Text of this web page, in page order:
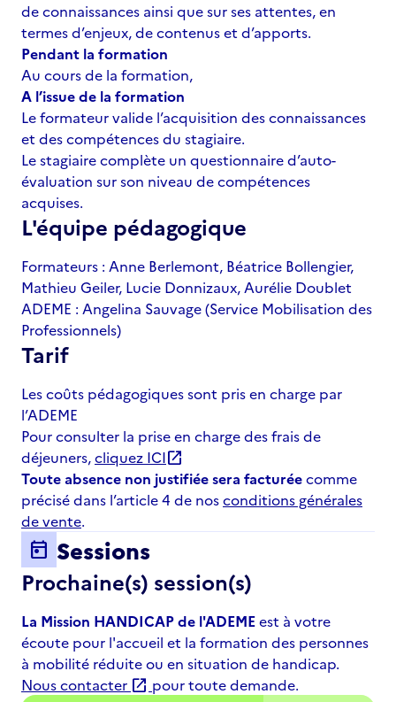
de connaissances ainsi que sur ses attentes, en
termes d’enjeux, de contenus et d’apports.
Pendant la formation
Au cours de la formation,
A l’issue de la formation
Le formateur valide l’acquisition des connaissances
et des compétences du stagiaire.
Le stagiaire complète un questionnaire d’auto-
évaluation sur son niveau de compétences
acquises.
L'équipe pédagogique
Formateurs : Anne Berlemont, Béatrice Bollengier,
Mathieu Geiler, Lucie Donnizaux, Aurélie Doublet
ADEME : Angelina Sauvage (Service Mobilisation des
Professionnels)
Tarif
Les coûts pédagogiques sont pris en charge par
l’ADEME
Pour consulter la prise en charge des frais de
déjeuners,cliquez ICIopen_in_new
Toute absence non justifiée sera facturéecomme
précisé dans l’article 4 de nosconditions générales
de vente.
today Sessions
Prochaine(s) session(s)
La Mission HANDICAP de l'ADEMEest à votre
écoute pour l'accueil et la formation des personnes
à mobilité réduite ou en situation de handicap.
Nous contacter open_in_new pour toute demande.